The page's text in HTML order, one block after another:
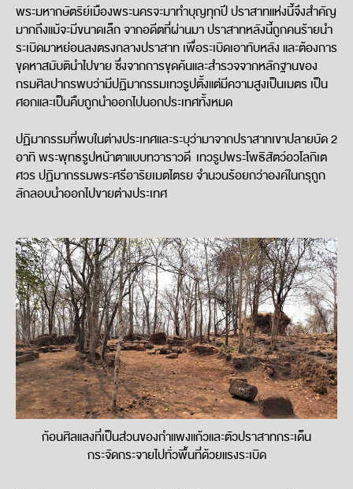
พระมหากษัตริย์เมืองพระนครจะมาทำบุญทุกปี ปราสาทแห่งนี้จึงสำคัญ
มากถึงแม้จะมีขนาดเล็ก จากอดีตที่ผ่านมา ปราสาทหลังนี้ถูกคนร้ายนำ
ระเบิดมาหย่อนลงตรงกลางปราสาท เพื่อระเบิดเอาทับหลัง และต้องการ
ขุดหาสมับตินำไปขาย ซึ่งจากการขุดค้นและสำรวจจากหลักฐานของ
กรมศิลปากรพบว่ามีปฏิมากรรมเทวรูปตั้งแต่มีความสูงเป็นเมตร เป็น
ศอกและเป็นคืบถูกนำออกไปนอกประเทศทั้งหมด
ปฏิมากรรมที่พบในต่างประเทศและระบุว่ามาจากปราสาทเขาปลายบัด 2
อาทิ พระพุทธรูปหน้าตาแบบทวาราวดี เทวรูปพระโพธิสัตว์อวโลกิเต
ศวร ปฏิมากรรมพระศรีอาริยเมตไตรย จำนวนร้อยกว่าองค์ในกรุถูก
ลักลอบนำออกไปขายต่างประเทศ
ก้อนศิลแลงที่เป็นส่วนของกำแพงแก้วและตัวปราสาทกระเด็น
กระจัดกระจายไปทั่วพื้นที่ด้วยแรงระเบิด